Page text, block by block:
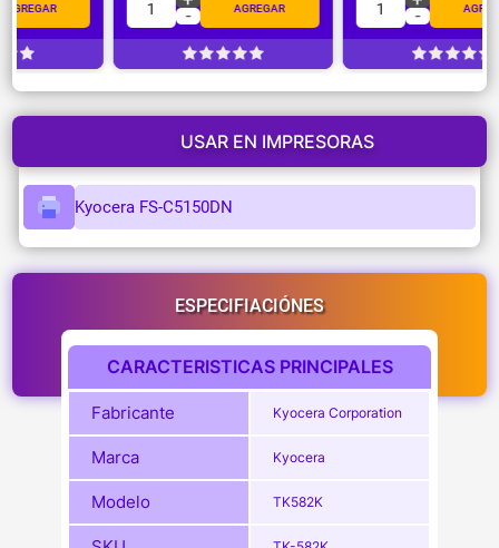
AGREGAR AGREGAR
USAR EN IMPRESORAS
Kyocera FS-C5150DN
ESPECIFIACIÓNES
CARACTERISTICAS PRINCIPALES
Fabricante Kyocera Corporation
Marca Kyocera
Modelo TK582K